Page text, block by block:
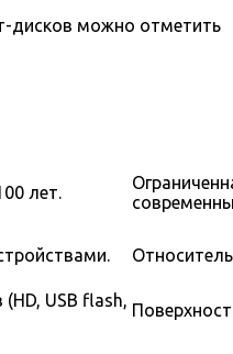
дисков можно отметить
лет.
USB flash,